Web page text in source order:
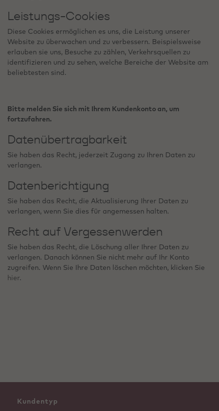
Leistungs-Cookies
Diese Cookies ermöglichen es uns, die Leistung unserer
Website zu überwachen und zu verbessern. Beispielsweise
erlauben sie uns, Besuche zu zählen, Verkehrsquellen zu
identifizieren und zu sehen, welche Bereiche der Website am
beliebtesten sind.
Bitte melden Sie sich mit Ihrem Kundenkonto an, um
fortzufahren.
Datenübertragbarkeit
Sie haben das Recht, jederzeit Zugang zu Ihren Daten zu
verlangen.
Datenberichtigung
Sie haben das Recht, die Aktualisierung Ihrer Daten zu
verlangen, wenn Sie dies für angemessen halten.
Recht auf Vergessenwerden
Sie haben das Recht, die Löschung aller Ihrer Daten zu
verlangen. Danach können Sie nicht mehr auf Ihr Konto
zugreifen. Wenn Sie Ihre Daten löschen möchten, klicken Sie
hier.
Kundentyp